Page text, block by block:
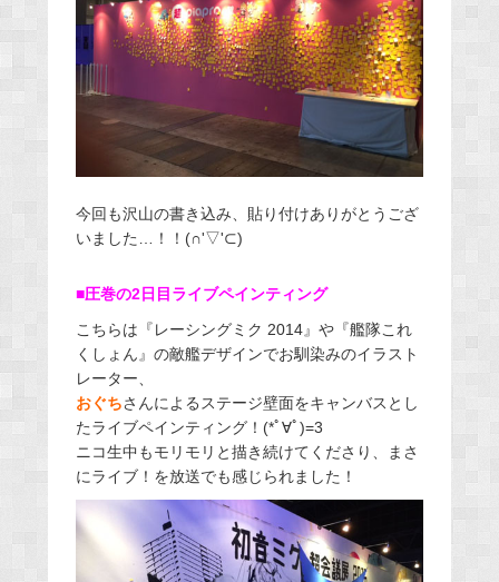
今回も沢山の書き込み、貼り付けありがとうござ
いました…！！(∩'▽'⊂)
■圧巻の2日目ライブペインティング
こちらは『レーシングミク 2014』や『艦隊これ
くしょん』の敵艦デザインでお馴染みのイラスト
レーター、
おぐちさんによるステージ壁面をキャンバスとし
たライブペインティング！(*ﾟ∀ﾟ)=3
ニコ生中もモリモリと描き続けてくださり、まさ
にライブ！を放送でも感じられました！